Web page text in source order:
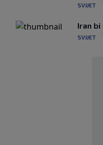
SVIJET
Iran
SVIJET